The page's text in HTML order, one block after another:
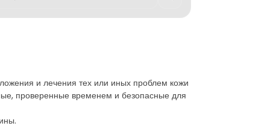
и лечения тех или иных проблем кожи
проверенные временем и безопасные для